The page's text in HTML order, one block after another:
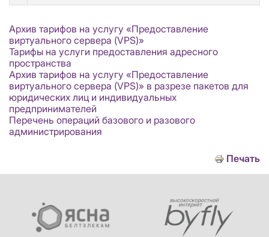
Архив тарифов на услугу «Предоставление
виртуального сервера (VPS)»
Тарифы на услуги предоставления адресного
пространства
Архив тарифов на услугу «Предоставление
виртуального сервера (VPS)» в разрезе пакетов для
юридических лиц и индивидуальных
предпринимателей
Перечень операций базового и разового
администрирования
Печать